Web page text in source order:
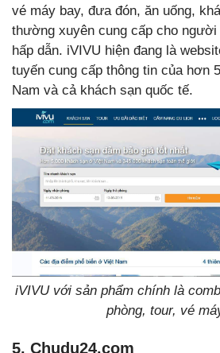
vé máy bay, đưa đón, ăn uống,
thường xuyên cung cấp cho
hấp dẫn. iVIVU hiện đang là
tuyến cung cấp thông tin của hơn
Nam và cả khách sạn quốc tế.
iVIVU với sản phẩm chính là
phòng, tour, vé
5. Chudu24.com